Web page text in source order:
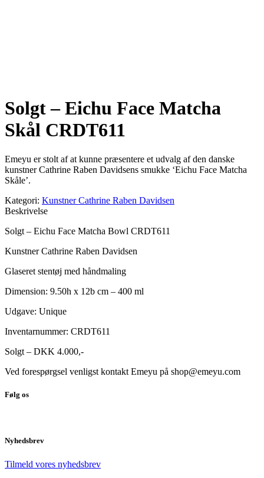
Solgt – Eichu Face Matcha
Skål CRDT611
Emeyu er stolt af at kunne præsentere et udvalg af den danske
kunstner Cathrine Raben Davidsens smukke ‘Eichu Face Matcha
Skåle’.
Kategori: Kunstner Cathrine Raben Davidsen
Beskrivelse
Solgt – Eichu Face Matcha Bowl CRDT611
Kunstner Cathrine Raben Davidsen
Glaseret stentøj med håndmaling
Dimension: 9.50h x 12b cm – 400 ml
Udgave: Unique
Inventarnummer: CRDT611
Solgt – DKK 4.000,-
Ved forespørgsel venligst kontakt Emeyu på shop@emeyu.com
Følg os
Nyhedsbrev
Tilmeld vores nyhedsbrev